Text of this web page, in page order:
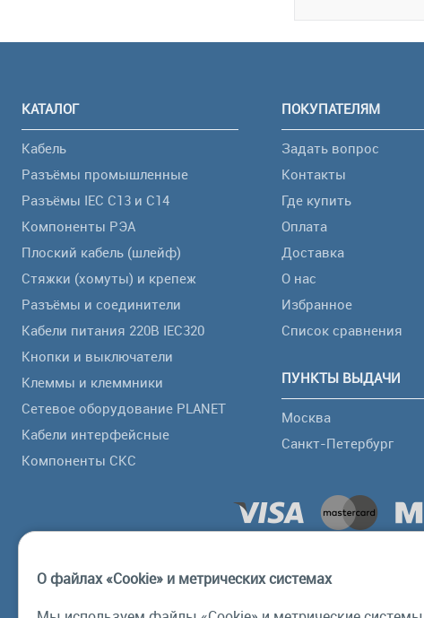
КАТАЛОГ
Кабель
Разъёмы промышленные
Разъёмы IEC C13 и C14
Компоненты РЭА
Плоский кабель (шлейф)
Стяжки (хомуты) и крепеж
Разъёмы и соединители
Кабели питания 220В IEC320
Кнопки и выключатели
Клеммы и клеммники
Сетевое оборудование PLANET
Кабели интерфейсные
Компоненты СКС
ПОКУПАТЕЛЯМ
Задать вопрос
Контакты
Где купить
Оплата
Доставка
О нас
Избранное
Список сравнения
ПУНКТЫ ВЫДАЧИ
Москва
Санкт-Петербург
О файлах «Cookie» и метрических системах